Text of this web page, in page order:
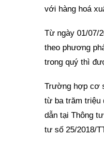
với hàng hoá
Từ ngày 01/07/
theo phương
trong quý thì
Trường hợp cơ
từ ba trăm triệu
dẫn tại Thông
tư số 25/2018/